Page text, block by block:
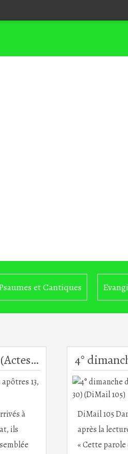
et Cantiques
4° dimanche de Pâques C (Actes des apôtres 13, 14.43-52) (DiMail 264)
à
ils
DiMail 105
après la
« Cette